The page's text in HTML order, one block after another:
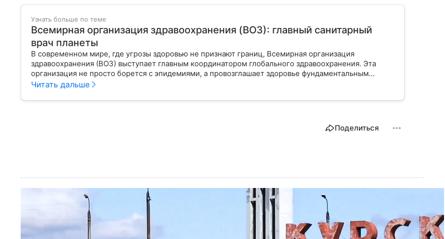
Узнать больше по теме
Всемирная организация здравоохранения (ВОЗ): главный санитарный
врач планеты
В современном мире, где угрозы здоровью не признают границ, Всемирная организация
здравоохранения (ВОЗ) выступает главным координатором глобального здравоохранения. Эта
организация не просто борется с эпидемиями, а провозглашает здоровье фундаментальным
правом человека, работая над его реализацией для миллиардов людей. Как устроен этот
часто критикуют — узнайте в нашей статье.
Читать дальше
Поделиться